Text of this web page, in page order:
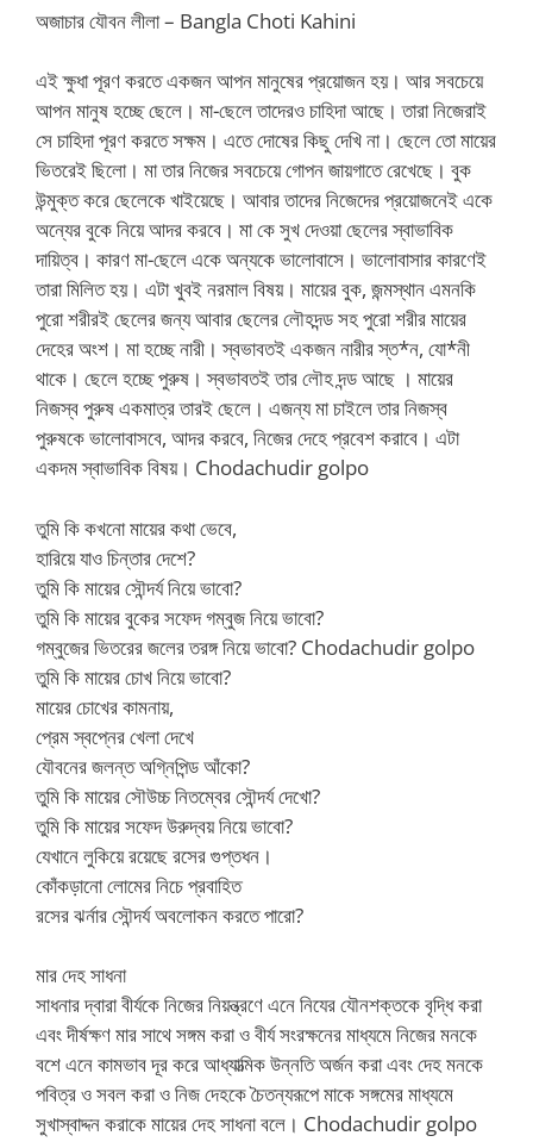
অজাচার যৌবন লীলা – Bangla Choti Kahini
এই ক্ষুধা পূরণ করতে একজন আপন মানুষের প্রয়োজন হয়। আর সবচেয়ে
আপন মানুষ হচ্ছে ছেলে। মা-ছেলে তাদেরও চাহিদা আছে। তারা নিজেরাই
সে চাহিদা পূরণ করতে সক্ষম। এতে দোষের কিছু দেখি না। ছেলে তো মায়ের
ভিতরেই ছিলো। মা তার নিজের সবচেয়ে গোপন জায়গাতে রেখেছে। বুক
উন্মুক্ত করে ছেলেকে খাইয়েছে। আবার তাদের নিজেদের প্রয়োজনেই একে
অন্যের বুকে নিয়ে আদর করবে। মা কে সুখ দেওয়া ছেলের স্বাভাবিক
দায়িত্ব। কারণ মা-ছেলে একে অন্যকে ভালোবাসে। ভালোবাসার কারণেই
তারা মিলিত হয়। এটা খুবই নরমাল বিষয়। মায়ের বুক, জন্মস্থান এমনকি
পুরো শরীরই ছেলের জন্য আবার ছেলের লৌহদন্ড সহ পুরো শরীর মায়ের
দেহের অংশ। মা হচ্ছে নারী। স্বভাবতই একজন নারীর স্ত*ন, যো*নী
থাকে। ছেলে হচ্ছে পুরুষ। স্বভাবতই তার লৌহ দন্ড আছে । মায়ের
নিজস্ব পুরুষ একমাত্র তারই ছেলে। এজন্য মা চাইলে তার নিজস্ব
পুরুষকে ভালোবাসবে, আদর করবে, নিজের দেহে প্রবেশ করাবে। এটা
একদম স্বাভাবিক বিষয়। Chodachudir golpo
তুমি কি কখনো মায়ের কথা ভেবে,
হারিয়ে যাও চিন্তার দেশে?
তুমি কি মায়ের সৌন্দর্য নিয়ে ভাবো?
তুমি কি মায়ের বুকের সফেদ গম্বুজ নিয়ে ভাবো?
গম্বুজের ভিতরের জলের তরঙ্গ নিয়ে ভাবো? Chodachudir golpo
তুমি কি মায়ের চোখ নিয়ে ভাবো?
মায়ের চোখের কামনায়,
প্রেম স্বপ্নের খেলা দেখে
যৌবনের জলন্ত অগ্নিপিন্ড আঁকো?
তুমি কি মায়ের সৌউচ্চ নিতম্বের সৌন্দর্য দেখো?
তুমি কি মায়ের সফেদ উরুদ্বয় নিয়ে ভাবো?
যেখানে লুকিয়ে রয়েছে রসের গুপ্তধন।
কোঁকড়ানো লোমের নিচে প্রবাহিত
রসের ঝর্নার সৌন্দর্য অবলোকন করতে পারো?
মার দেহ সাধনা
সাধনার দ্বারা বীর্যকে নিজের নিয়ন্ত্রণে এনে নিযের যৌনশক্তকে বৃদ্ধি করা
এবং দীর্ষক্ষণ মার সাথে সঙ্গম করা ও বীর্য সংরক্ষনের মাধ্যমে নিজের মনকে
বশে এনে কামভাব দূর করে আধ্যাত্মিক উন্নতি অর্জন করা এবং দেহ মনকে
পবিত্র ও সবল করা ও নিজ দেহকে চৈতন্যরূপে মাকে সঙ্গমের মাধ্যমে
সুখাস্বাদ্দন করাকে মায়ের দেহ সাধনা বলে। Chodachudir golpo